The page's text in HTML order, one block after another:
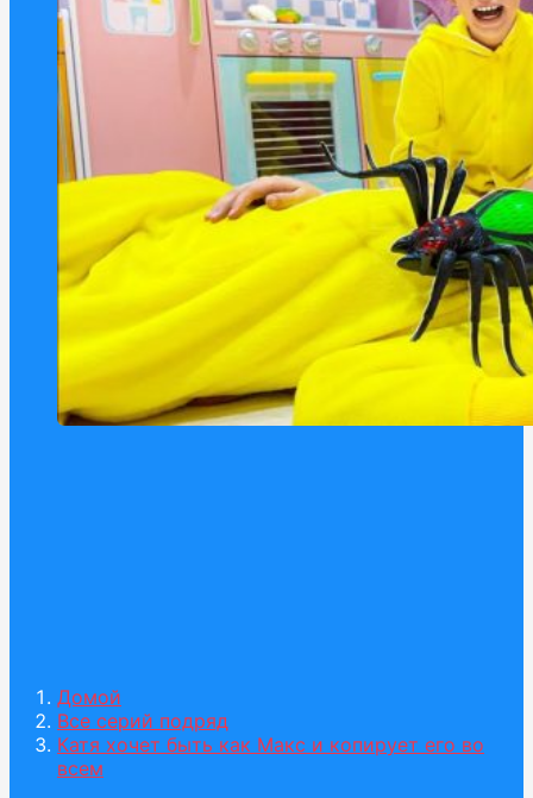
Домой
Все серий подряд
Катя хочет быть как Макс и копирует его во
всем